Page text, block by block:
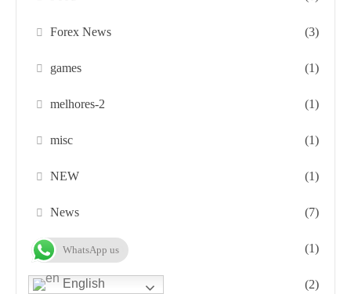
Forex News (3)
games (1)
melhores-2 (1)
misc (1)
NEW (1)
News (7)
nov_tenig.com (1)
nov3 (2)
English
WhatsApp us